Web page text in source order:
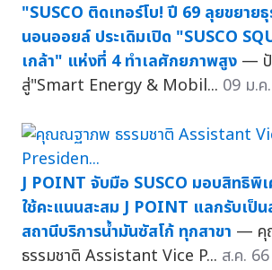
"SUSCO ติดเทอร์โบ! ปี 69 ลุยขยาย
นอนออยล์ ประเดิมเปิด "SUSCO
เกล้า" แห่งที่ 4 ทำเลศักยภาพสูง — ปั
สู่"Smart Energy & Mobil... 09 ม.ค.
J POINT จับมือ SUSCO มอบสิทธิพิ
ใช้คะแนนสะสม J POINT แลกรับเป็
สถานีบริการน้ำมันซัสโก้ ทุกสาขา — คุ
ธรรมชาติ Assistant Vice P... ส.ค. 66